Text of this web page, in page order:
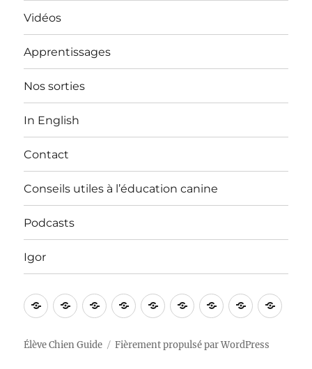
Vidéos
Apprentissages
Nos sorties
In English
Contact
Conseils utiles à l’éducation canine
Podcasts
Igor
Bienvenue
VidéosApprentissages
Nos In
ContactConseils
à
Podcasts
Igor
Élève Chien Guide Fièrement propulsé par WordPress